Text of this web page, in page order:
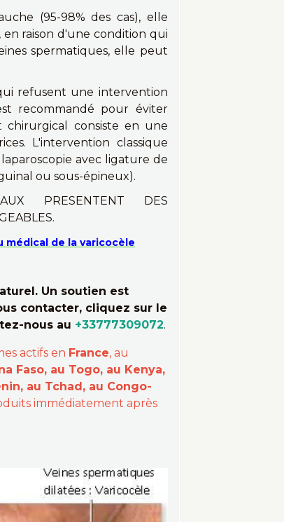
(95-98% des cas), elle
raison d'une condition qui
spermatiques, elle peut
refusent une intervention
recommandé pour éviter
consiste en une
L'intervention classique
avec ligature de
ou sous-épineux).
PRESENTENT DES
de la varicocèle
Un soutien est
contacter, cliquez sur le
nous au +33777309072.
actifs en France, au
Faso, au Togo, au Kenya,
au Tchad, au Congo-
immédiatement après